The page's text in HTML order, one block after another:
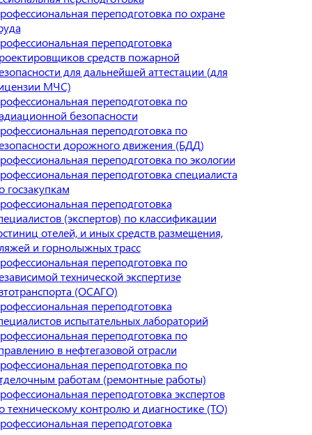
переподготовка по охране
переподготовка
средств пожарной
для дальнейшей аттестации (для
МЧС)
переподготовка по
безопасности
переподготовка по
дорожного движения (БДД)
переподготовка по экологии
переподготовка специалиста
госзакупкам
переподготовка
(экспертов) по классификации
отелей, и иных средств размещения,
и горнолыжных трасс
переподготовка по
технической экспертизе
(ОСАГО)
переподготовка
испытательных лабораторий
переподготовка по
в нефтегазовой отрасли
переподготовка по
работам (ремонтные работы)
переподготовка экспертов
техническому контролю и диагностике (ТО)
переподготовка